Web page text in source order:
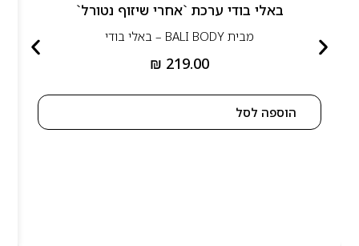
באלי בודי ערכת `אחרי שיזוף נטורל`
מבית BALI BODY – באלי בודי
₪ 219.00
הוספה לסל